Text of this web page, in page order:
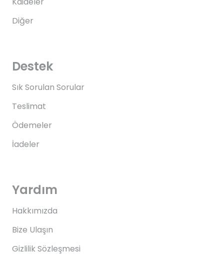
Diğer
Destek
Sık Sorulan Sorular
Teslimat
Ödemeler
İadeler
Yardım
Hakkımızda
Bize Ulaşın
Gizlilik Sözleşmesi